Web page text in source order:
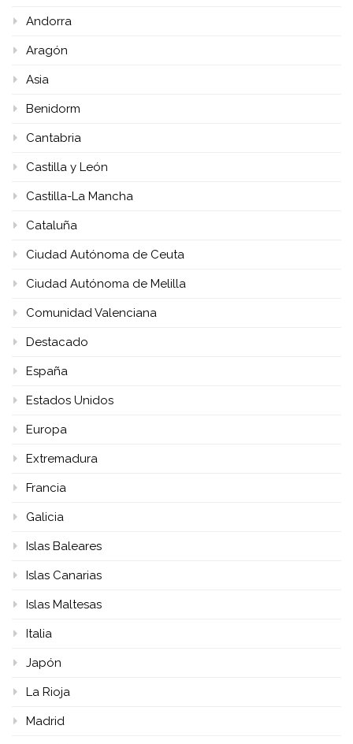
Andorra
Aragón
Asia
Benidorm
Cantabria
Castilla y León
Castilla-La Mancha
Cataluña
Ciudad Autónoma de Ceuta
Ciudad Autónoma de Melilla
Comunidad Valenciana
Destacado
España
Estados Unidos
Europa
Extremadura
Francia
Galicia
Islas Baleares
Islas Canarias
Islas Maltesas
Italia
Japón
La Rioja
Madrid